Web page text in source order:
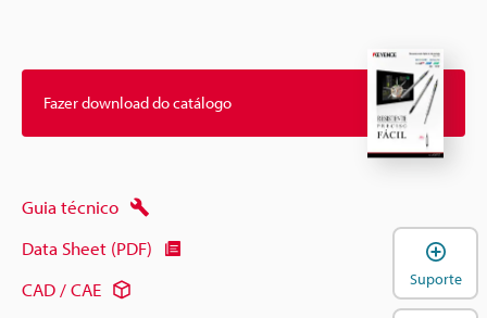
Fazer download do catálogo
Guia técnico
Data Sheet (PDF)
CAD / CAE
Suporte